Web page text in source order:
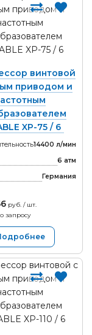
винтовой
приводом и
XP-75 / 6
14400 л/мин
6 атм
Германия
руб. / шт.
запросу